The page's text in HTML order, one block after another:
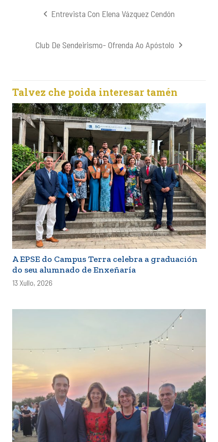
NavegaciónEntrevista Con Elena Vázquez Cendón
Club De Sendeirismo- Ofrenda Ao Apóstolo
Talvez che poida interesar tamén
A EPSE do Campus Terra celebra a graduación
do seu alumnado de Enxeñaría
13 Xullo, 2026